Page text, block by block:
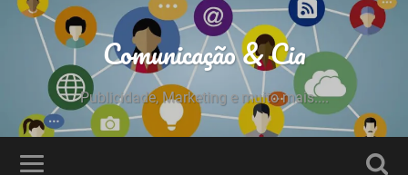
Comunicação & Cia
Publicidade, Marketing e muito mais....